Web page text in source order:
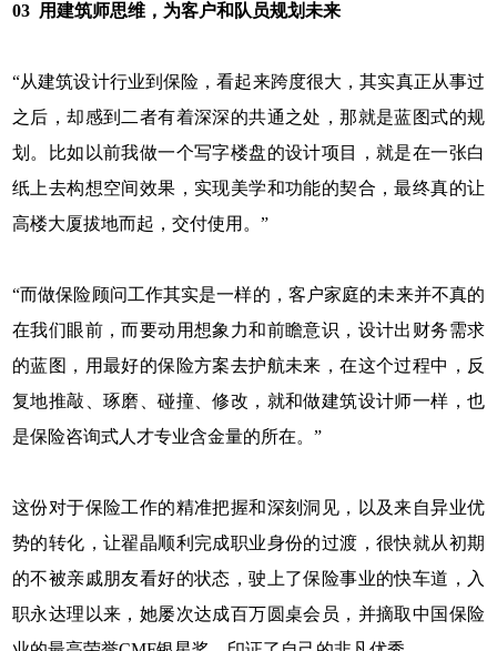
03 用建筑师思维，为客户和队员规划未来
“从建筑设计行业到保险，看起来跨度很大，其实真正从事过
之后，却感到二者有着深深的共通之处，那就是蓝图式的规
划。比如以前我做一个写字楼盘的设计项目，就是在一张白
纸上去构想空间效果，实现美学和功能的契合，最终真的让
高楼大厦拔地而起，交付使用。”
“而做保险顾问工作其实是一样的，客户家庭的未来并不真的
在我们眼前，而要动用想象力和前瞻意识，设计出财务需求
的蓝图，用最好的保险方案去护航未来，在这个过程中，反
复地推敲、琢磨、碰撞、修改，就和做建筑设计师一样，也
是保险咨询式人才专业含金量的所在。”
这份对于保险工作的精准把握和深刻洞见，以及来自异业优
势的转化，让翟晶顺利完成职业身份的过渡，很快就从初期
的不被亲戚朋友看好的状态，驶上了保险事业的快车道，入
职永达理以来，她屡次达成百万圆桌会员，并摘取中国保险